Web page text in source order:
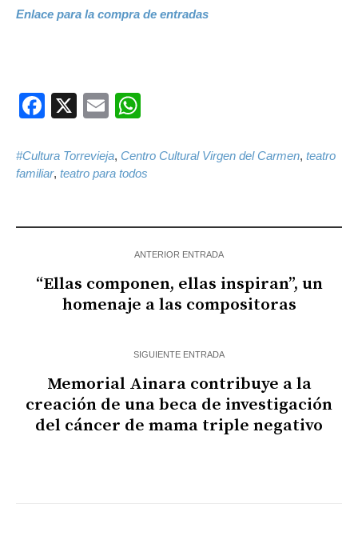
Enlace para la compra de entradas
Facebook
X Email
#Cultura Torrevieja, Centro Cultural Virgen del Carmen, teatro
familiar, teatro para todos
ANTERIOR ENTRADA
“Ellas componen, ellas inspiran”, un
homenaje a las compositoras
SIGUIENTE ENTRADA
Memorial Ainara contribuye a la
creación de una beca de investigación
del cáncer de mama triple negativo